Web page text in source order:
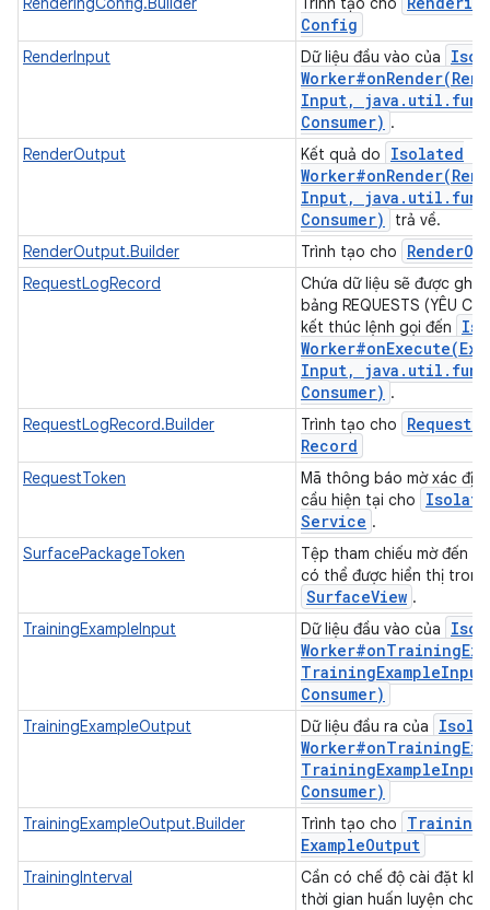
Config
RenderInput Dữ liệu đầu vào của
Worker#onRender(
Input, java . util .
Consumer) .
RenderOutput
Kết quả do
Isolated
Worker#onRender(
Input, java . util .
Consumer)
trả về.
RenderOutput.Builder
Trình tạo cho Render
RequestLogRecord
Chứa dữ liệu sẽ được ghi
bảng REQUESTS (YÊU
kết thúc lệnh gọi đến
Worker#onExecute(
Input, java . util .
Consumer) .
RequestLogRecord.Builder
Trình tạo cho Request
Record
RequestToken
Mã thông báo mờ xác
cầu hiện tại cho
Service .
SurfacePackageToken
Tệp tham chiếu mờ đến
có thể được hiển thị
SurfaceView .
TrainingExampleInput
Dữ liệu đầu vào của
Worker#
TrainingExampleInput
Consumer)
TrainingExampleOutput Dữ liệu đầu ra của
Worker#
TrainingExampleInput
Consumer)
TrainingExampleOutput.Builder Trình tạo cho
Training
ExampleOutput
TrainingInterval
Cần có chế độ cài đặt
thời gian huấn luyện cho